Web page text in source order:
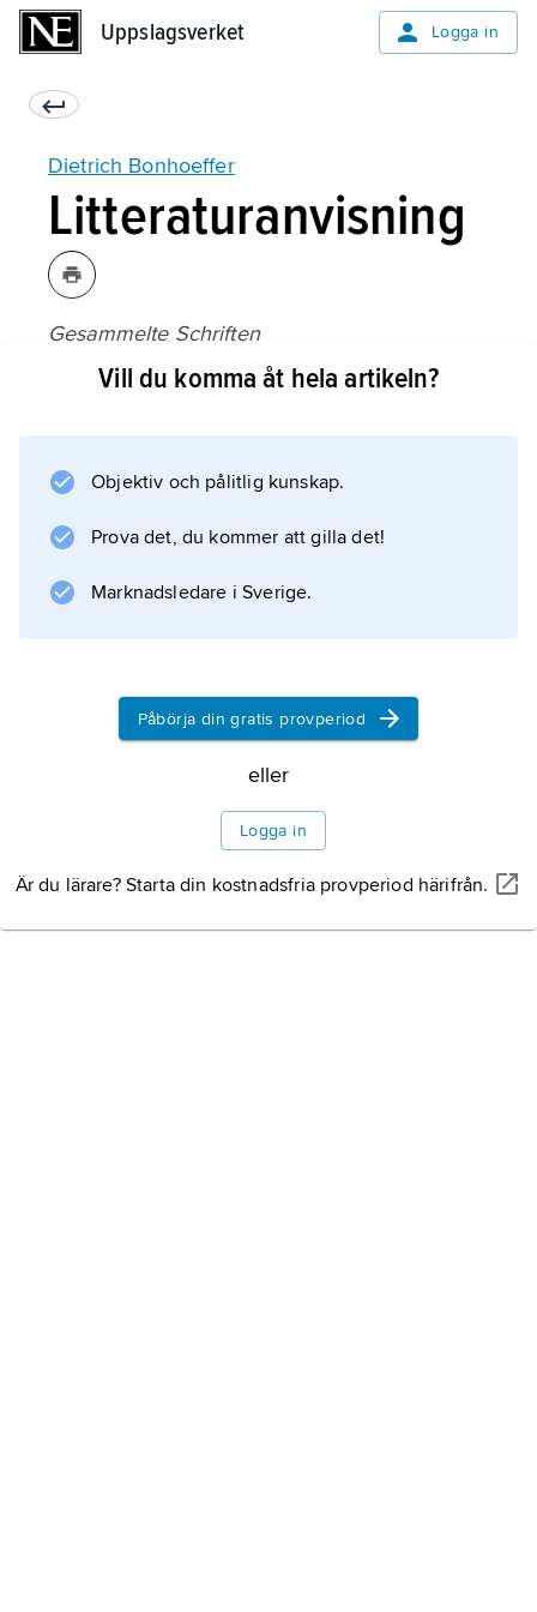
Uppslagsverket Logga in
Dietrich Bonhoeffer
Litteraturanvisning
Gesammelte Schriften
1–6 (1958–74);
Information om artikeln
Vill du komma åt hela artikeln?
Objektiv och pålitlig kunskap.
Prova det, du kommer att gilla det!
Marknadsledare i Sverige.
Påbörja din gratis provperiod
eller
Logga in
Är du lärare? Starta din kostnadsfria provperiod härifrån.